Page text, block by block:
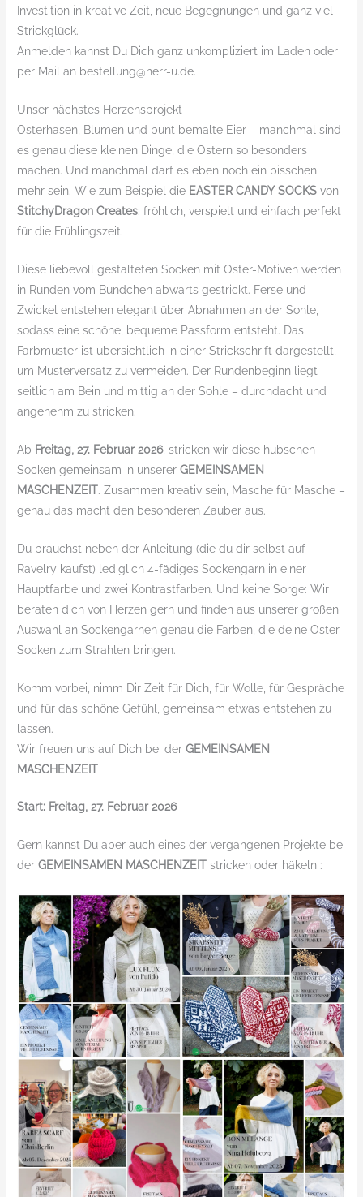
Investition in kreative Zeit, neue Begegnungen und ganz viel
Strickglück.
Anmelden kannst Du Dich ganz unkompliziert im Laden oder
per Mail an bestellung@herr-u.de.
Unser nächstes Herzensprojekt
Osterhasen, Blumen und bunt bemalte Eier – manchmal sind
es genau diese kleinen Dinge, die Ostern so besonders
machen. Und manchmal darf es eben noch ein bisschen
mehr sein. Wie zum Beispiel die EASTER CANDY SOCKS von
StitchyDragon Creates: fröhlich, verspielt und einfach perfekt
für die Frühlingszeit.
Diese liebevoll gestalteten Socken mit Oster-Motiven werden
in Runden vom Bündchen abwärts gestrickt. Ferse und
Zwickel entstehen elegant über Abnahmen an der Sohle,
sodass eine schöne, bequeme Passform entsteht. Das
Farbmuster ist übersichtlich in einer Strickschrift dargestellt,
um Musterversatz zu vermeiden. Der Rundenbeginn liegt
seitlich am Bein und mittig an der Sohle – durchdacht und
angenehm zu stricken.
Ab Freitag, 27. Februar 2026, stricken wir diese hübschen
Socken gemeinsam in unsererGEMEINSAMEN
MASCHENZEIT. Zusammen kreativ sein, Masche für Masche –
genau das macht den besonderen Zauber aus.
Du brauchst neben der Anleitung (die du dir selbst auf
Ravelry kaufst) lediglich 4-fädiges Sockengarn in einer
Hauptfarbe und zwei Kontrastfarben. Und keine Sorge: Wir
beraten dich von Herzen gern und finden aus unserer großen
Auswahl an Sockengarnen genau die Farben, die deine Oster-
Socken zum Strahlen bringen.
Komm vorbei, nimm Dir Zeit für Dich, für Wolle, für Gespräche
und für das schöne Gefühl, gemeinsam etwas entstehen zu
lassen.
Wir freuen uns auf Dich bei derGEMEINSAMEN
MASCHENZEIT
Start: Freitag, 27. Februar 2026
Gern kannst Du aber auch eines der vergangenen Projekte bei
derGEMEINSAMEN MASCHENZEITstricken oder häkeln :